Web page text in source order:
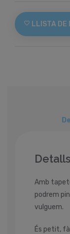
favorite_border LLISTA DE
Detalls
Amb
podrem
vulguem.
És petit,